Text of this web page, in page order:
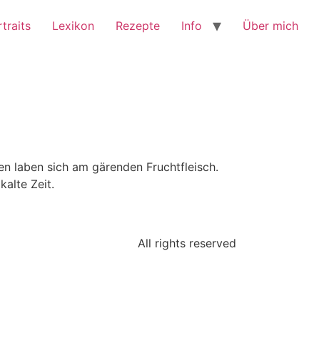
Lexikon Rezepte Info Über mich
laben sich am gärenden Fruchtfleisch.
Zeit.
All rights reserved